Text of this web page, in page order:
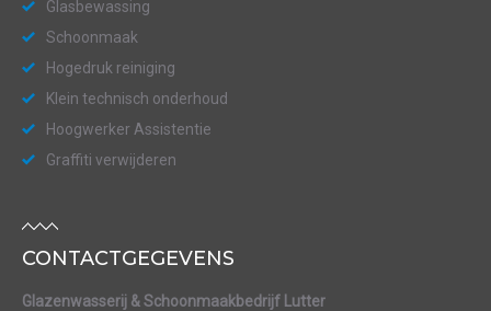
Glasbewassing
Schoonmaak
Hogedruk reiniging
Klein technisch onderhoud
Hoogwerker Assistentie
Graffiti verwijderen
CONTACTGEGEVENS
Glazenwasserij & Schoonmaakbedrijf Lutter